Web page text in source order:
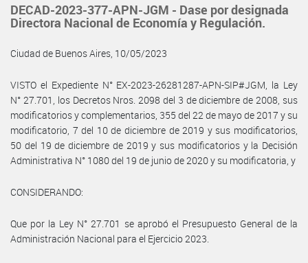
DECAD-2023-377-APN-JGM - Dase por designada
Directora Nacional de Economía y Regulación.
Ciudad de Buenos Aires, 10/05/2023
VISTO el Expediente N° EX-2023-26281287-APN-SIP#JGM, la Ley
N° 27.701, los Decretos Nros. 2098 del 3 de diciembre de 2008, sus
modificatorios y complementarios, 355 del 22 de mayo de 2017 y su
modificatorio, 7 del 10 de diciembre de 2019 y sus modificatorios,
50 del 19 de diciembre de 2019 y sus modificatorios y la Decisión
Administrativa N° 1080 del 19 de junio de 2020 y su modificatoria, y
CONSIDERANDO:
Que por la Ley N° 27.701 se aprobó el Presupuesto General de la
Administración Nacional para el Ejercicio 2023.